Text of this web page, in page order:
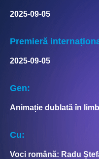
2025-09-05
Premieră
2025-09-05
Gen:
Animație dublată în
Cu:
Voci română: Radu